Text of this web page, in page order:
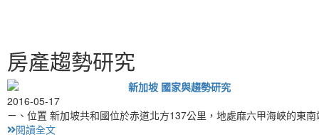
房產趨勢研究
新加坡 國家與趨勢研究
2016-05-17
ㄧ、位置 新加坡共和國位於赤道北方137公里，地處麻六甲海峽的東
閱讀全文